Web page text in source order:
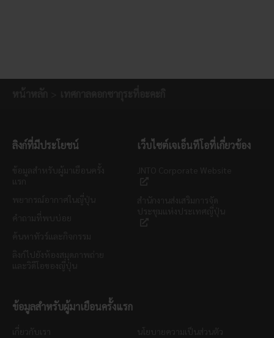
ลิงก์ที่มีประโยชน์ เว็บไซต์เจเอ็นทีโอที่เกี่ยวข้อง
ข้อมูลสำหรับผู้มาเยือนครั้งแรก